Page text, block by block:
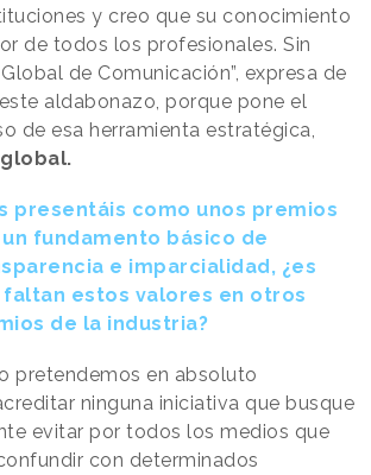
y creo que su conocimiento
de todos los profesionales. Sin
de Comunicación”, expresa de
aldabonazo, porque pone el
de esa herramienta estratégica,
presentáis como unos premios
fundamento básico de
e imparcialidad, ¿es
faltan estos valores en otros
de la industria?
pretendemos en absoluto
ninguna iniciativa que busque
evitar por todos los medios que
con determinados